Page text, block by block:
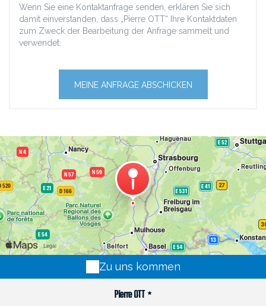
Wenn Sie eine Kontaktanfrage senden, erklären Sie sich
damit einverstanden, dass „Pierre OTT“ Ihre Kontaktdaten
zum Zweck der Bearbeitung der Anfrage sammelt und
verwendet.
Zu uns kommen
Pierre OTT